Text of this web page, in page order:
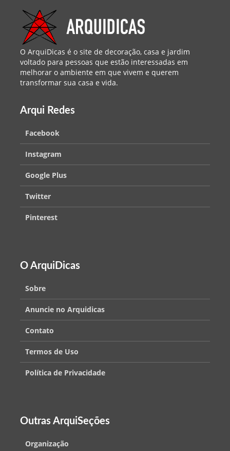
O ArquiDicas é o site de decoração, casa e jardim
voltado para pessoas que estão interessadas em
melhorar o ambiente em que vivem e querem
transformar sua casa e vida.
Arqui Redes
Facebook
Instagram
Google Plus
Twitter
Pinterest
O ArquiDicas
Sobre
Anuncie no Arquidicas
Contato
Termos de Uso
Política de Privacidade
Outras ArquiSeções
Organização